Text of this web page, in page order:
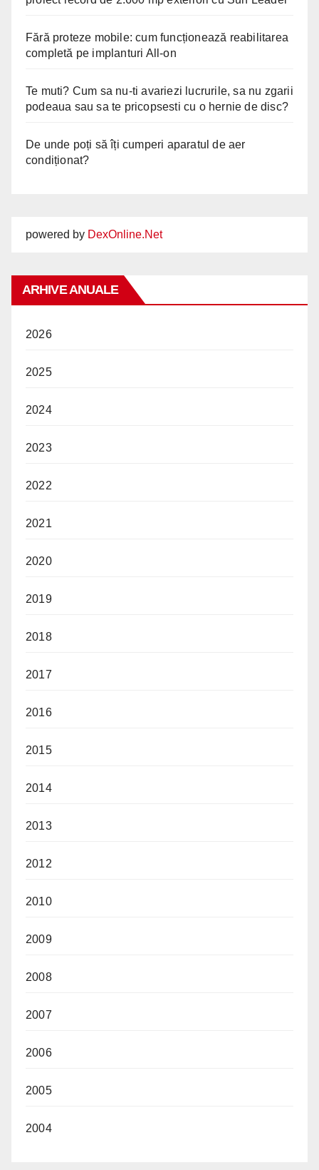
Fără proteze mobile: cum funcționează reabilitarea
completă pe implanturi All-on
Te muti? Cum sa nu-ti avariezi lucrurile, sa nu zgarii
podeaua sau sa te pricopsesti cu o hernie de disc?
De unde poți să îți cumperi aparatul de aer
condiționat?
powered by DexOnline.Net
ARHIVE ANUALE
2026
2025
2024
2023
2022
2021
2020
2019
2018
2017
2016
2015
2014
2013
2012
2010
2009
2008
2007
2006
2005
2004